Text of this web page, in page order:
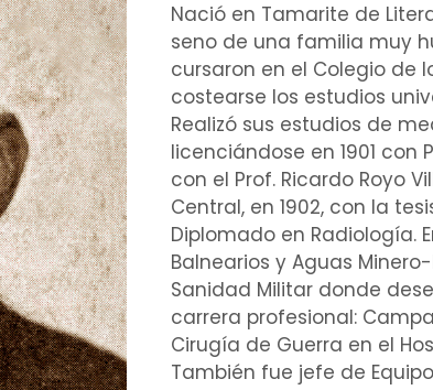
Nació en Tamarite de
seno de una familia muy
cursaron en el Colegio de
costearse los estudios
Realizó sus estudios de
licenciándose en 1901 con
con el Prof. Ricardo Royo
Central, en 1902, con la
Diplomado en Radiología.
Balnearios y Aguas
Sanidad Militar donde
carrera profesional:
Cirugía de Guerra en el
También fue jefe de Equipo